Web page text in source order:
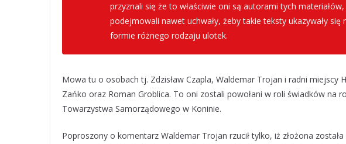
przyznali się że to właściwie oni są autorami tych
podejmowali nawet uchwały, żeby takie teksty ukazywały
formie różnego rodzaju ulotek.
Mowa tu o osobach tj. Zdzisław Czapla, Waldemar Trojan i radni miejscy
Zańko oraz Roman Groblica. To oni zostali powołani w roli świadków na
Towarzystwa Samorządowego w Koninie.
Poproszony o komentarz Waldemar Trojan rzucił tylko, iż złożona